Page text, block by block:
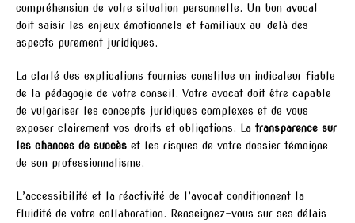
compréhension de votre situation personnelle. Un bon avocat
doit saisir les enjeux émotionnels et familiaux au-delà des
aspects purement juridiques.
La clarté des explications fournies constitue un indicateur fiable
de la pédagogie de votre conseil. Votre avocat doit être capable
de vulgariser les concepts juridiques complexes et de vous
exposer clairement vos droits et obligations. La transparence sur
les chances de succès et les risques de votre dossier témoigne
de son professionnalisme.
L’accessibilité et la réactivité de l’avocat conditionnent la
fluidité de votre collaboration. Renseignez-vous sur ses délais